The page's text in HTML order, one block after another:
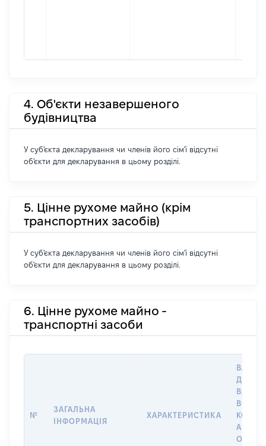
4. Об'єкти незавершеного
будівництва
У суб'єкта декларування чи членів його сім'ї відсутні
об'єкти для декларування в цьому розділі.
5. Цінне рухоме майно (крім
транспортних засобів)
У суб'єкта декларування чи членів його сім'ї відсутні
об'єкти для декларування в цьому розділі.
6. Цінне рухоме майно -
транспортні засоби
№
ЗАГАЛЬНА
ІНФОРМАЦІЯ
ХАРАКТЕРИСТИКА
ДАТУ
АБО